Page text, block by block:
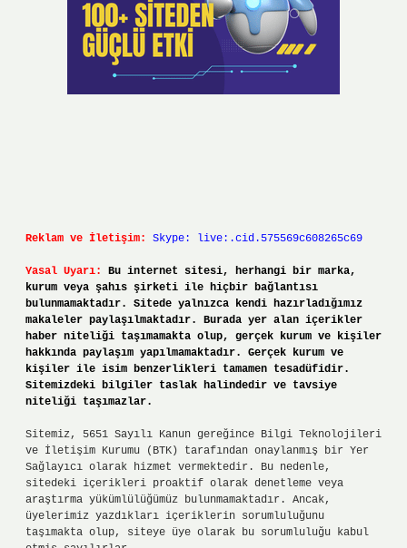
Reklam ve İletişim: Skype: live:.cid.575569c608265c69
Yasal Uyarı:
Bu internet sitesi, herhangi bir marka,
kurum veya şahıs şirketi ile hiçbir bağlantısı
bulunmamaktadır. Sitede yalnızca kendi hazırladığımız
makaleler paylaşılmaktadır. Burada yer alan içerikler
haber niteliği taşımamakta olup, gerçek kurum ve kişiler
hakkında paylaşım yapılmamaktadır. Gerçek kurum ve
kişiler ile isim benzerlikleri tamamen tesadüfidir.
Sitemizdeki bilgiler taslak halindedir ve tavsiye
niteliği taşımazlar.
Sitemiz, 5651 Sayılı Kanun gereğince Bilgi Teknolojileri
ve İletişim Kurumu (BTK) tarafından onaylanmış bir Yer
Sağlayıcı olarak hizmet vermektedir. Bu nedenle,
sitedeki içerikleri proaktif olarak denetleme veya
araştırma yükümlülüğümüz bulunmamaktadır. Ancak,
üyelerimiz yazdıkları içeriklerin sorumluluğunu
taşımakta olup, siteye üye olarak bu sorumluluğu kabul